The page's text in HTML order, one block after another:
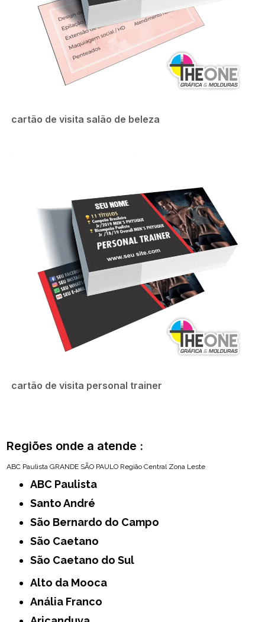
cartão de visita salão de beleza
cartão de visita personal trainer
Regiões onde a atende :
ABC Paulista GRANDE SÃO PAULO Região Central Zona Leste
ABC Paulista
Santo André
São Bernardo do Campo
São Caetano
São Caetano do Sul
Alto da Mooca
Anália Franco